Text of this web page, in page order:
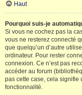
Haut
Pourquoi suis-je
Si vous ne cochez pas la
vous ne resterez connecté
que quelqu’un d’autre
ordinateur. Pour rester
connexion. Ce n’est pas
accéder au forum
pas cette case, cela signifie
fonctionnalité.